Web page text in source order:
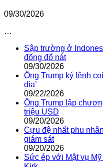
09/30/2026
…
Sập trường ở
đống đổ nát
09/30/2026
Ông Trump ký lệnh
địa’
09/22/2026
Ông Trump lập
triệu USD
09/20/2026
Cựu đệ nhất phu
giám sát
09/20/2026
Sức ép với Mật vụ